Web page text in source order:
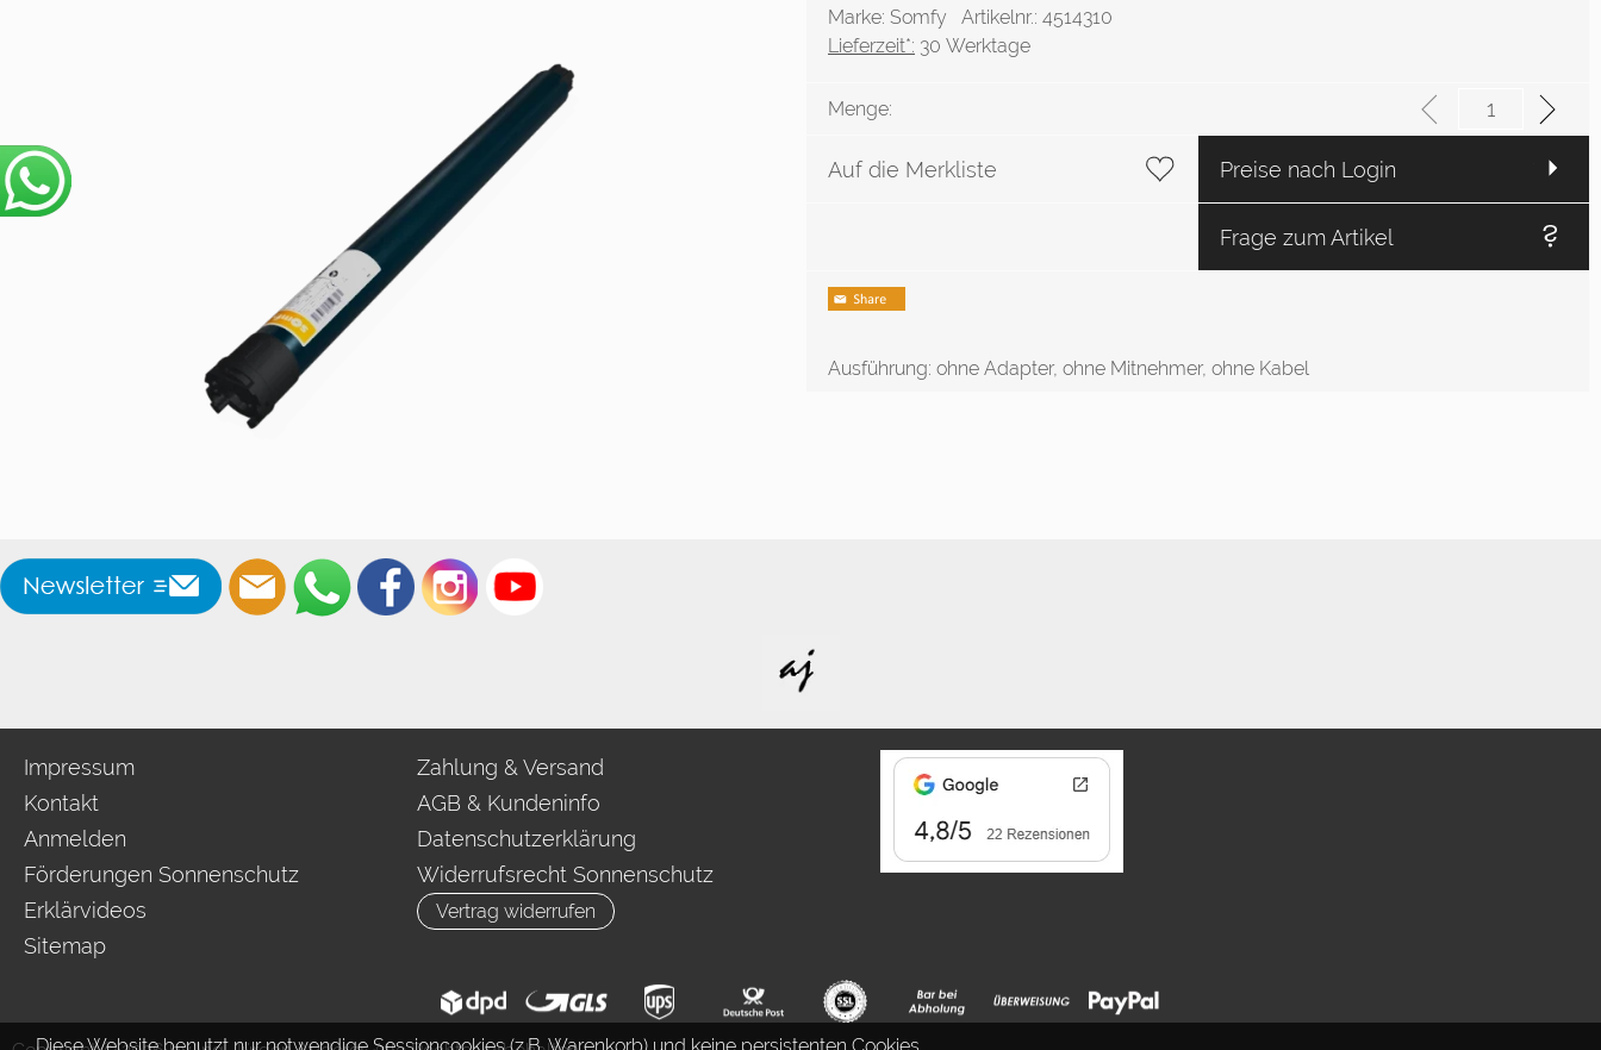
Marke: Somfy Artikelnr.: 4514310
Lieferzeit*: 30 Werktage
Menge:
Auf die Merkliste Preise nach Login
Frage zum Artikel
Ausführung: ohne Adapter, ohne Mitnehmer, ohne Kabel
Impressum
Kontakt
Anmelden
Förderungen Sonnenschutz
Erklärvideos
Sitemap
Zahlung & Versand
AGB & Kundeninfo
Datenschutzerklärung
Widerrufsrecht Sonnenschutz
Vertrag widerrufen